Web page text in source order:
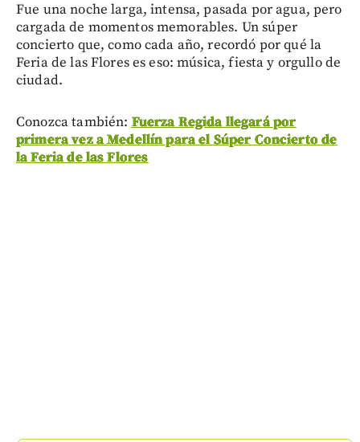
Fue una noche larga, intensa, pasada por agua, pero
cargada de momentos memorables. Un súper
concierto que, como cada año, recordó por qué la
Feria de las Flores es eso: música, fiesta y orgullo de
ciudad.
Conozca también: Fuerza Regida llegará por
primera vez a Medellín para el Súper Concierto de
la Feria de las Flores